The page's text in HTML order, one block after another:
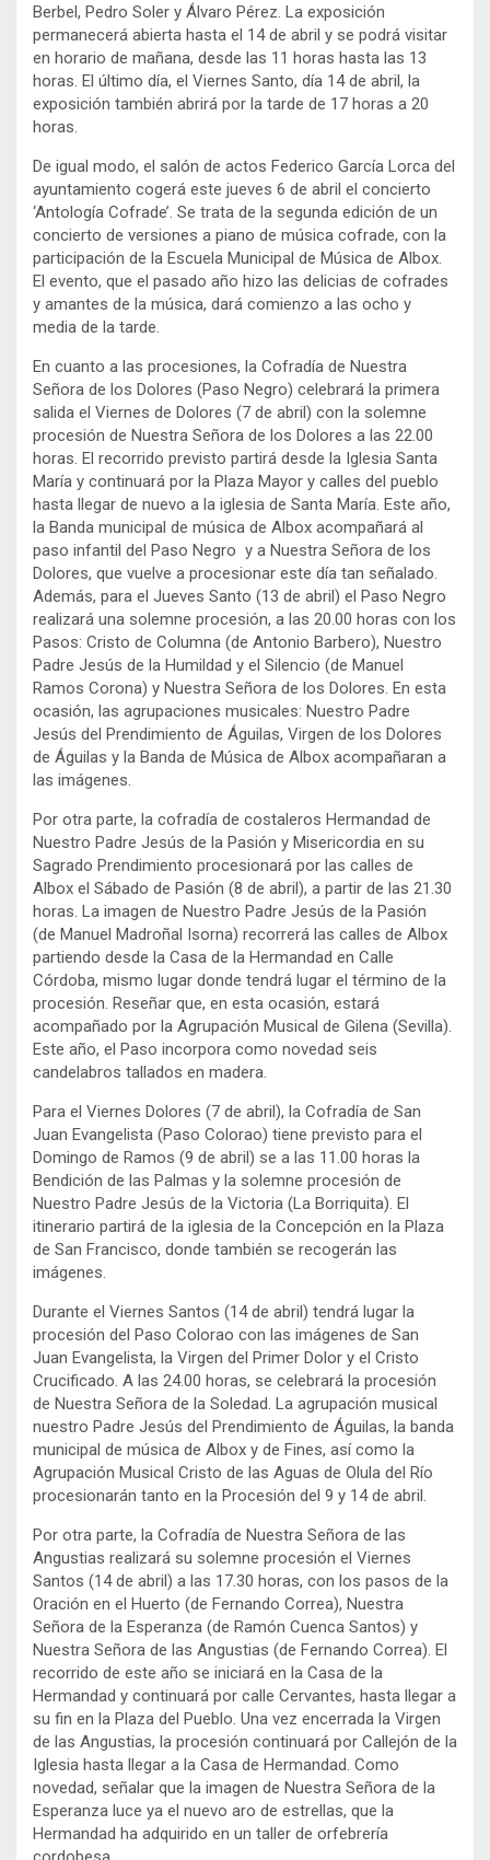
Berbel, Pedro Soler y Álvaro Pérez. La exposición
permanecerá abierta hasta el 14 de abril y se podrá visitar
en horario de mañana, desde las 11 horas hasta las 13
horas. El último día, el Viernes Santo, día 14 de abril, la
exposición también abrirá por la tarde de 17 horas a 20
horas.
De igual modo, el salón de actos Federico García Lorca del
ayuntamiento cogerá este jueves 6 de abril el concierto
‘Antología Cofrade’. Se trata de la segunda edición de un
concierto de versiones a piano de música cofrade, con la
participación de la Escuela Municipal de Música de Albox.
El evento, que el pasado año hizo las delicias de cofrades
y amantes de la música, dará comienzo a las ocho y
media de la tarde.
En cuanto a las procesiones, la Cofradía de Nuestra
Señora de los Dolores (Paso Negro) celebrará la primera
salida el Viernes de Dolores (7 de abril) con la solemne
procesión de Nuestra Señora de los Dolores a las 22.00
horas. El recorrido previsto partirá desde la Iglesia Santa
María y continuará por la Plaza Mayor y calles del pueblo
hasta llegar de nuevo a la iglesia de Santa María. Este año,
la Banda municipal de música de Albox acompañará al
paso infantil del Paso Negro y a Nuestra Señora de los
Dolores, que vuelve a procesionar este día tan señalado.
Además, para el Jueves Santo (13 de abril) el Paso Negro
realizará una solemne procesión, a las 20.00 horas con los
Pasos: Cristo de Columna (de Antonio Barbero), Nuestro
Padre Jesús de la Humildad y el Silencio (de Manuel
Ramos Corona) y Nuestra Señora de los Dolores. En esta
ocasión, las agrupaciones musicales: Nuestro Padre
Jesús del Prendimiento de Águilas, Virgen de los Dolores
de Águilas y la Banda de Música de Albox acompañaran a
las imágenes.
Por otra parte, la cofradía de costaleros Hermandad de
Nuestro Padre Jesús de la Pasión y Misericordia en su
Sagrado Prendimiento procesionará por las calles de
Albox el Sábado de Pasión (8 de abril), a partir de las 21.30
horas. La imagen de Nuestro Padre Jesús de la Pasión
(de Manuel Madroñal Isorna) recorrerá las calles de Albox
partiendo desde la Casa de la Hermandad en Calle
Córdoba, mismo lugar donde tendrá lugar el término de la
procesión. Reseñar que, en esta ocasión, estará
acompañado por la Agrupación Musical de Gilena (Sevilla).
Este año, el Paso incorpora como novedad seis
candelabros tallados en madera.
Para el Viernes Dolores (7 de abril), la Cofradía de San
Juan Evangelista (Paso Colorao) tiene previsto para el
Domingo de Ramos (9 de abril) se a las 11.00 horas la
Bendición de las Palmas y la solemne procesión de
Nuestro Padre Jesús de la Victoria (La Borriquita). El
itinerario partirá de la iglesia de la Concepción en la Plaza
de San Francisco, donde también se recogerán las
imágenes.
Durante el Viernes Santos (14 de abril) tendrá lugar la
procesión del Paso Colorao con las imágenes de San
Juan Evangelista, la Virgen del Primer Dolor y el Cristo
Crucificado. A las 24.00 horas, se celebrará la procesión
de Nuestra Señora de la Soledad. La agrupación musical
nuestro Padre Jesús del Prendimiento de Águilas, la banda
municipal de música de Albox y de Fines, así como la
Agrupación Musical Cristo de las Aguas de Olula del Río
procesionarán tanto en la Procesión del 9 y 14 de abril.
Por otra parte, la Cofradía de Nuestra Señora de las
Angustias realizará su solemne procesión el Viernes
Santos (14 de abril) a las 17.30 horas, con los pasos de la
Oración en el Huerto (de Fernando Correa), Nuestra
Señora de la Esperanza (de Ramón Cuenca Santos) y
Nuestra Señora de las Angustias (de Fernando Correa). El
recorrido de este año se iniciará en la Casa de la
Hermandad y continuará por calle Cervantes, hasta llegar a
su fin en la Plaza del Pueblo. Una vez encerrada la Virgen
de las Angustias, la procesión continuará por Callejón de la
Iglesia hasta llegar a la Casa de Hermandad. Como
novedad, señalar que la imagen de Nuestra Señora de la
Esperanza luce ya el nuevo aro de estrellas, que la
Hermandad ha adquirido en un taller de orfebrería